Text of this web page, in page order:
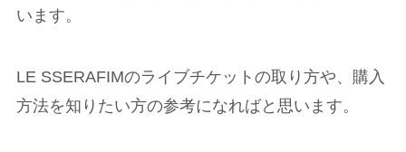
います。
LE SSERAFIMのライブチケットの取り方や、購入
方法を知りたい方の参考になればと思います。